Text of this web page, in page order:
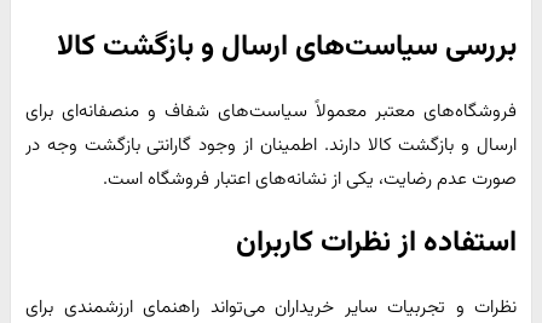
بررسی سیاست‌های ارسال و بازگشت کالا
فروشگاه‌های معتبر معمولاً سیاست‌های شفاف و منصفانه‌ای برای
ارسال و بازگشت کالا دارند. اطمینان از وجود گارانتی بازگشت وجه در
صورت عدم رضایت، یکی از نشانه‌های اعتبار فروشگاه است.​
استفاده از نظرات کاربران
نظرات و تجربیات سایر خریداران می‌تواند راهنمای ارزشمندی برای